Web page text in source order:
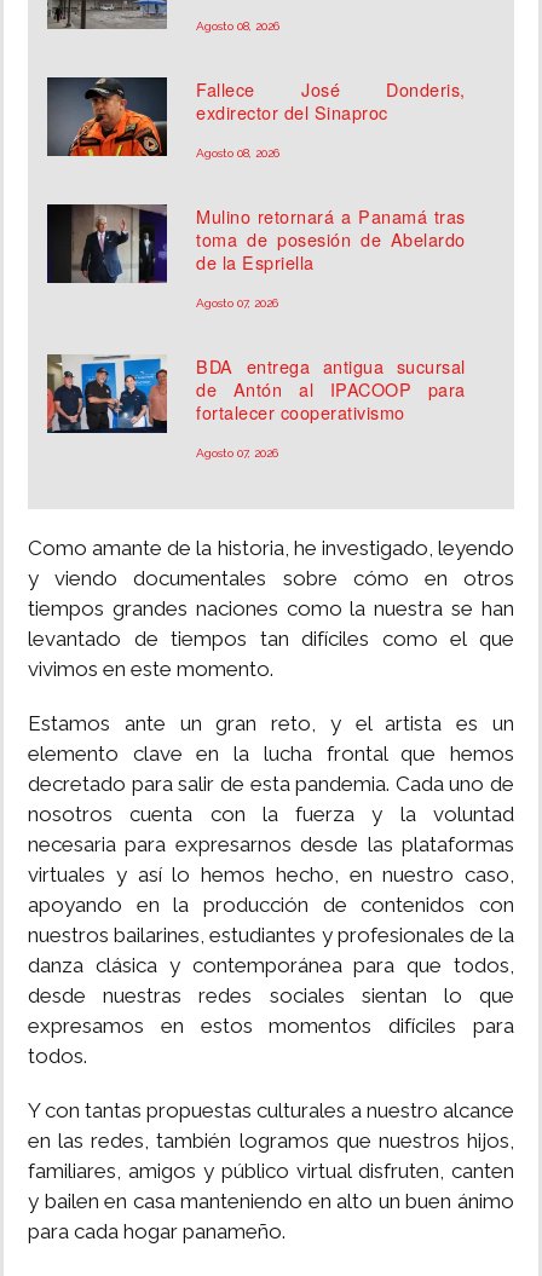
Agosto 08, 2026
Fallece José Donderis,
exdirector del Sinaproc
Agosto 08, 2026
Mulino retornará a Panamá tras
toma de posesión de Abelardo
de la Espriella
Agosto 07, 2026
BDA entrega antigua sucursal
de Antón al IPACOOP para
fortalecer cooperativismo
Agosto 07, 2026
Como amante de la historia, he investigado, leyendo
y viendo documentales sobre cómo en otros
tiempos grandes naciones como la nuestra se han
levantado de tiempos tan difíciles como el que
vivimos en este momento.
Estamos ante un gran reto, y el artista es un
elemento clave en la lucha frontal que hemos
decretado para salir de esta pandemia. Cada uno de
nosotros cuenta con la fuerza y la voluntad
necesaria para expresarnos desde las plataformas
virtuales y así lo hemos hecho, en nuestro caso,
apoyando en la producción de contenidos con
nuestros bailarines, estudiantes y profesionales de la
danza clásica y contemporánea para que todos,
desde nuestras redes sociales sientan lo que
expresamos en estos momentos difíciles para
todos.
Y con tantas propuestas culturales a nuestro alcance
en las redes, también logramos que nuestros hijos,
familiares, amigos y público virtual disfruten, canten
y bailen en casa manteniendo en alto un buen ánimo
para cada hogar panameño.